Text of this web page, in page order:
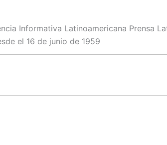
Informativa Latinoamericana Prensa
el 16 de junio de 1959